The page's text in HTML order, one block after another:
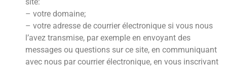
– votre domaine;
– votre adresse de courrier électronique si vous nous
l’avez transmise, par exemple en envoyant des
messages ou questions sur ce site, en communiquant
avec nous par courrier électronique, en vous inscrivant